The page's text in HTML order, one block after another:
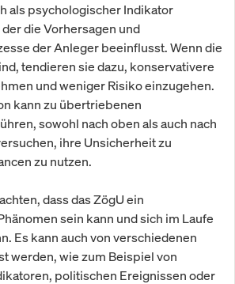
als psychologischer Indikator
die Vorhersagen und
der Anleger beeinflusst. Wenn die
tendieren sie dazu, konservativere
und weniger Risiko einzugehen.
kann zu übertriebenen
sowohl nach oben als auch nach
ihre Unsicherheit zu
zu nutzen.
dass das ZögU ein
sein kann und sich im Laufe
Es kann auch von verschiedenen
werden, wie zum Beispiel von
politischen Ereignissen oder